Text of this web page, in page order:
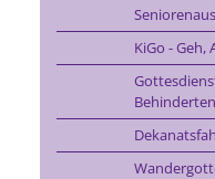
KiGo - Geh,